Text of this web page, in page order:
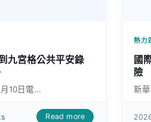
九宮格公共平安錄
10日電...
Read more
熱力
國
險
新